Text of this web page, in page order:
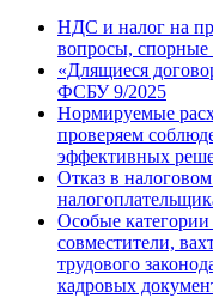
НДС и налог на
вопросы, спорные
«Длящиеся
ФСБУ 9/2025
Нормируемые
проверяем
эффективных
Отказ в
Особые
совместители,
трудового
кадровых